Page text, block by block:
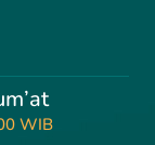
WIB